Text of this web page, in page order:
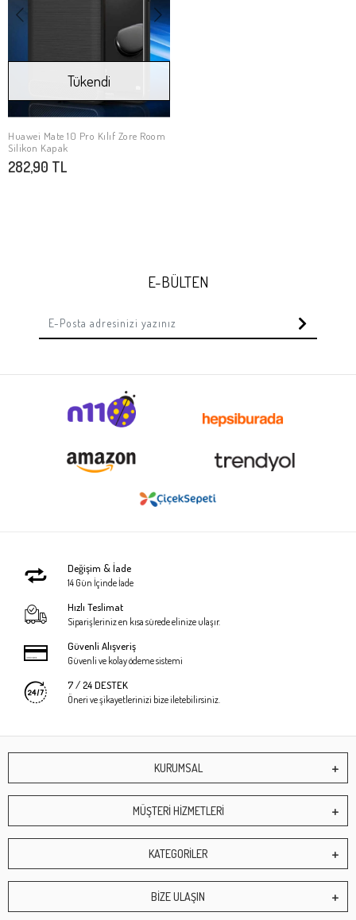
Stokta Yok
Tükendi
Huawei Mate 10 Pro Kılıf Zore Room
Silikon Kapak
282,90 TL
E-BÜLTEN
Değişim & İade
14 Gün İçinde İade
Hızlı Teslimat
Siparişleriniz en kısa sürede elinize ulaşır.
Güvenli Alışveriş
Güvenli ve kolay ödeme sistemi
7 / 24 DESTEK
Öneri ve şikayetlerinizi bize iletebilirsiniz.
KURUMSAL
MÜŞTERİ HİZMETLERİ
KATEGORİLER
BİZE ULAŞIN